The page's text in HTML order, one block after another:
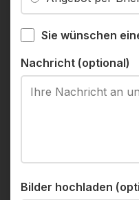
Sie wünschen
Nachricht (optional)
Bilder hochladen